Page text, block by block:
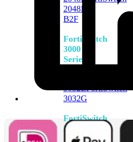
2048F-
B2F
FortiSwitch
3000
Series
3032EFortiSwitch
3032G
FortiSwitch
Ruggedized